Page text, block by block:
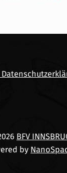
BFV
by